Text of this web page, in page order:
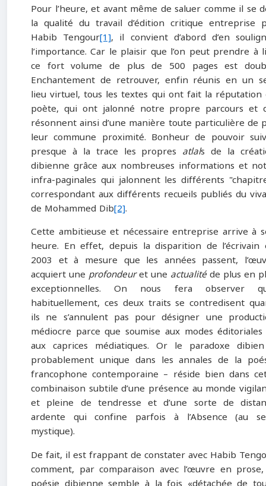
Pour l’heure, et avant même de saluer comme il se
la qualité du travail d’édition critique entreprise
Habib Tengour[1], il convient d’abord d’en
l’importance. Car le plaisir que l’on peut prendre à
ce fort volume de plus de 500 pages est
Enchantement de retrouver, enfin réunis en un
lieu virtuel, tous les textes qui ont fait la réputation
poète, qui ont jalonné notre propre parcours et
résonnent ainsi d’une manière toute particulière de
leur commune proximité. Bonheur de pouvoir
presque à la trace les propres atlals de la
dibienne grâce aux nombreuses informations et
infra-paginales qui jalonnent les différents
correspondant aux différents recueils publiés du
de Mohammed Dib[2].
Cette ambitieuse et nécessaire entreprise arrive à
heure. En effet, depuis la disparition de l’écrivain
2003 et à mesure que les années passent,
acquiert une profondeuret une actualitéde plus en
exceptionnelles. On nous fera observer
habituellement, ces deux traits se contredisent
ils ne s’annulent pas pour désigner une
médiocre parce que soumise aux modes
aux caprices médiatiques. Or le paradoxe
probablement unique dans les annales de la
francophone contemporaine – réside bien dans
combinaison subtile d’une présence au monde
et pleine de tendresse et d’une sorte de
ardente qui confine parfois à l’Absence (au
mystique).
De fait, il est frappant de constater avec Habib
comment, par comparaison avec l’œuvre en